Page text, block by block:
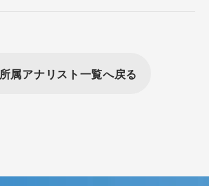
所属アナリスト一覧へ戻る